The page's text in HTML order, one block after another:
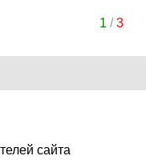
1 /3
сайта